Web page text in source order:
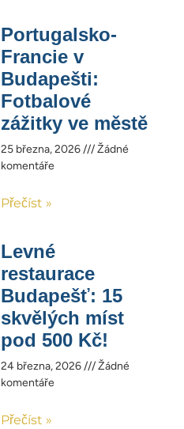
Portugalsko-
Francie v
Budapešti:
Fotbalové
zážitky ve městě
25 března, 2026
Žádné
komentáře
Přečíst »
Levné
restaurace
Budapešť: 15
skvělých míst
pod 500 Kč!
24 března, 2026
Žádné
komentáře
Přečíst »